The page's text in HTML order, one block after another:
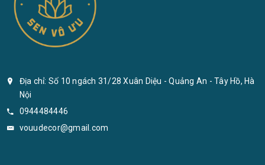
Địa chỉ: Số 10 ngách 31/28 Xuân Diệu - Quảng An - Tây Hồ, Hà
Nội
0944484446
vouudecor@gmail.com